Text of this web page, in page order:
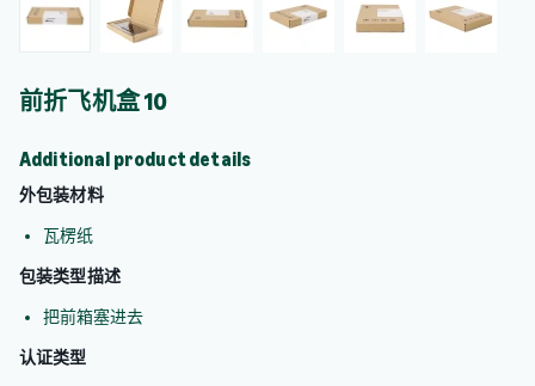
前折飞机盒 10
Additional product details
外包装材料
瓦楞纸
包装类型描述
把前箱塞进去
认证类型